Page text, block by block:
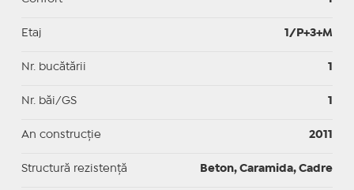
Etaj 1/P+3+M
Nr. bucătării 1
Nr. băi/GS 1
An construcție 2011
Structură rezistență Beton, Caramida, Cadre